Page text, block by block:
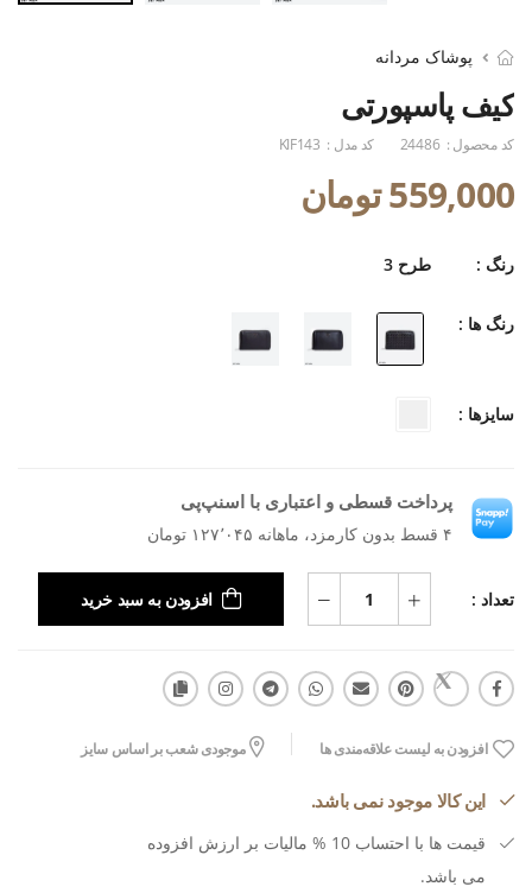
پوشاک مردانه
کیف پاسپورتی
کد محصول : 24486 کد مدل : KIF143
559,000 تومان
رنگ : طرح 3
رنگ ها :
سایزها :
پرداخت قسطی و اعتباری با اسنپ‌پی
۴ قسط بدون کارمزد، ماهانه ۱۲۷٬۰۴۵ تومان
تعداد : افزودن به سبد خرید
افزودن به لیست علاقه‌مندی ها موجودی شعب بر اساس سایز
این کالا موجود نمی باشد.
قیمت ها با احتساب 10 % مالیات بر ارزش افزوده
می باشد.